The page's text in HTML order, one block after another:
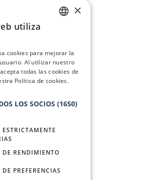
×
utiliza
cookies para mejorar la
Al utilizar nuestro
todas las cookies de
Política de cookies.
LOS SOCIOS (1650)
ESTRICTAMENTE
DE RENDIMIENTO
PREFERENCIAS